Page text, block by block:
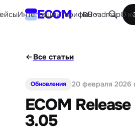
ECOM
ИнтеграцииТарифыRoadmapО
RU
Все статьи
Обновления 20 февраля 2026
ECOM
3.05